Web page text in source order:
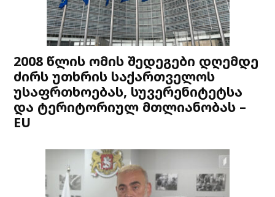
2008 წლის ომის შედეგები დღემდე
ძირს უთხრის საქართველოს
უსაფრთხოებას, სუვერენიტეტსა
და ტერიტორიულ მთლიანობას –
EU